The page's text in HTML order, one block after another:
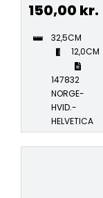
150,00 kr.
32,5CM
12,0CM
147832
NORGE-
HVID.-
HELVETICA